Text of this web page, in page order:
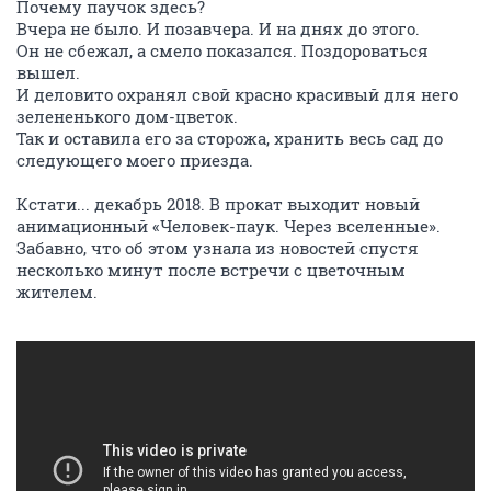
Почему паучок здесь?
Вчера не было. И позавчера. И на днях до этого.
Он не сбежал, а смело показался. Поздороваться
вышел.
И деловито охранял свой красно красивый для него
зелененького дом-цветок.
Так и оставила его за сторожа, хранить весь сад до
следующего моего приезда.
Кстати... декабрь 2018. В прокат выходит новый
анимационный «Человек-паук. Через вселенные».
Забавно, что об этом узнала из новостей спустя
несколько минут после встречи с цветочным
жителем.